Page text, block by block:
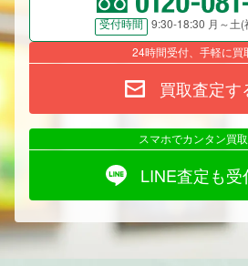
受付時間
9:30-18:30 月～土(
24時間受付、手軽に買
買取査定す
スマホでカンタン買
LINE査定も受